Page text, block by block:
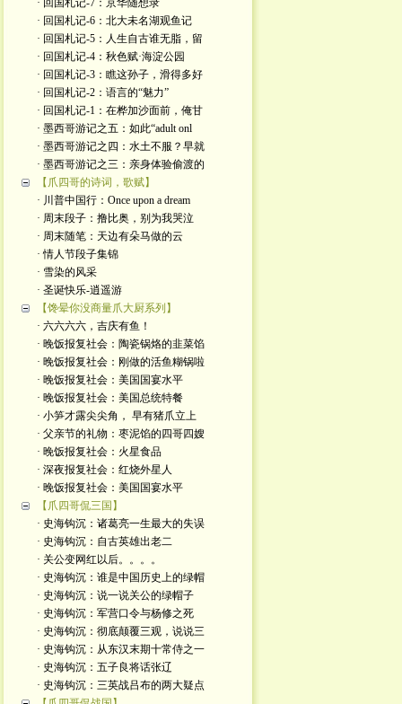
· 回国札记-7：京华随想录
· 回国札记-6：北大未名湖观鱼记
· 回国札记-5：人生自古谁无脂，留
· 回国札记-4：秋色赋·海淀公园
· 回国札记-3：瞧这孙子，滑得多好
· 回国札记-2：语言的“魅力”
· 回国札记-1：在桦加沙面前，俺甘
· 墨西哥游记之五：如此“adult onl
· 墨西哥游记之四：水土不服？早就
· 墨西哥游记之三：亲身体验偷渡的
【爪四哥的诗词，歌赋】
· 川普中国行：Once upon a dream
· 周末段子：撸比奥，别为我哭泣
· 周末随笔：天边有朵马做的云
· 情人节段子集锦
· 雪染的风采
· 圣诞快乐-逍遥游
【馋晕你没商量爪大厨系列】
· 六六六六，吉庆有鱼！
· 晚饭报复社会：陶瓷锅烙的韭菜馅
· 晚饭报复社会：刚做的活鱼糊锅啦
· 晚饭报复社会：美国国宴水平
· 晚饭报复社会：美国总统特餐
· 小笋才露尖尖角， 早有猪爪立上
· 父亲节的礼物：枣泥馅的四哥四嫂
· 晚饭报复社会：火星食品
· 深夜报复社会：红烧外星人
· 晚饭报复社会：美国国宴水平
【爪四哥侃三国】
· 史海钩沉：诸葛亮一生最大的失误
· 史海钩沉：自古英雄出老二
· 关公变网红以后。。。。
· 史海钩沉：谁是中国历史上的绿帽
· 史海钩沉：说一说关公的绿帽子
· 史海钩沉：军营口令与杨修之死
· 史海钩沉：彻底颠覆三观，说说三
· 史海钩沉：从东汉末期十常侍之一
· 史海钩沉：五子良将话张辽
· 史海钩沉：三英战吕布的两大疑点